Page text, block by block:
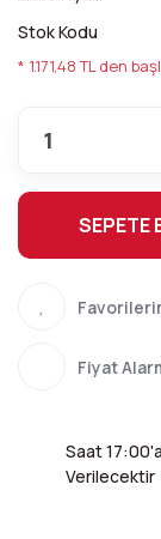
Stok Kodu
* 1.171,48 TL den
SEPETE
Fiyat
Saat
Verilecektir